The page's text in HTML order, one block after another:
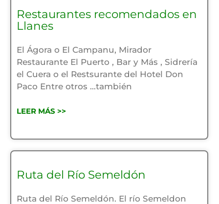
Restaurantes recomendados en
Llanes
El Ágora o El Campanu, Mirador
Restaurante El Puerto , Bar y Más , Sidrería
el Cuera o el Restsurante del Hotel Don
Paco Entre otros …también
LEER MÁS >>
Ruta del Río Semeldón
Ruta del Río Semeldón. El río Semeldon